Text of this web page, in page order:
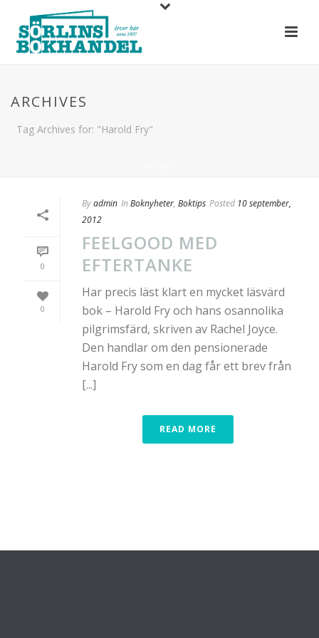
ARCHIVES
Tag Archives for: "Harold Fry"
0
0
Byadmin In Boknyheter, Boktips Posted 10 september,
2012
FEELGOOD MED
EFTERTANKE
Har precis läst klart en mycket läsvärd
bok – Harold Fry och hans osannolika
pilgrimsfärd, skriven av Rachel Joyce.
Den handlar om den pensionerade
Harold Fry som en dag får ett brev från
[...]
READ MORE